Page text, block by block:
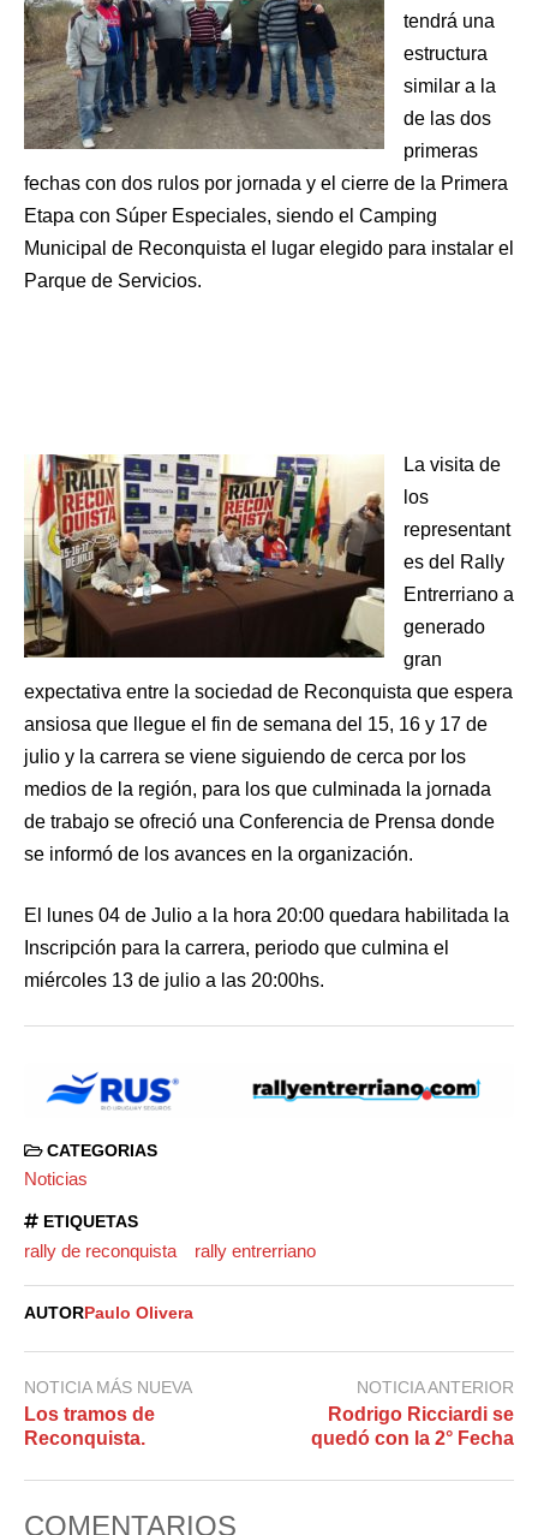
tendrá una
estructura
similar a la
de las dos
primeras
fechas con dos rulos por jornada y el cierre de la Primera
Etapa con Súper Especiales, siendo el Camping
Municipal de Reconquista el lugar elegido para instalar el
Parque de Servicios.
La visita de
los
representant
es del Rally
Entrerriano a
generado
gran
expectativa entre la sociedad de Reconquista que espera
ansiosa que llegue el fin de semana del 15, 16 y 17 de
julio y la carrera se viene siguiendo de cerca por los
medios de la región, para los que culminada la jornada
de trabajo se ofreció una Conferencia de Prensa donde
se informó de los avances en la organización.
El lunes 04 de Julio a la hora 20:00 quedara habilitada la
Inscripción para la carrera, periodo que culmina el
miércoles 13 de julio a las 20:00hs.
CATEGORIAS
Noticias
ETIQUETAS
rally de reconquista rally entrerriano
AUTOR Paulo Olivera
NOTICIA MÁS NUEVA
Los tramos de
Reconquista.
NOTICIA ANTERIOR
Rodrigo Ricciardi se
quedó con la 2° Fecha
COMENTARIOS